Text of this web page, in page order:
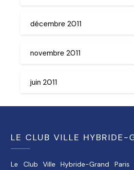
décembre 2011
novembre 2011
juin 2011
LE CLUB VILLE HYBRIDE-
Le Club Ville Hybride-Grand